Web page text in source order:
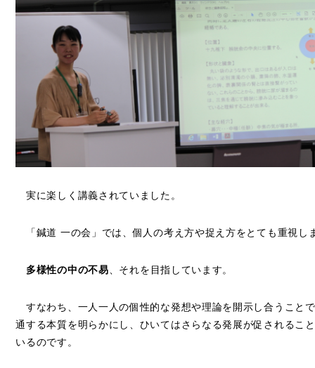
実に楽しく講義されていました。
「鍼道 一の会」では、個人の考え方や捉え方をとても重視し
多様性の中の不易、それを目指しています。
すなわち、一人一人の個性的な発想や理論を開示し合うこと
通する本質を明らかにし、ひいてはさらなる発展が促されるこ
いるのです。